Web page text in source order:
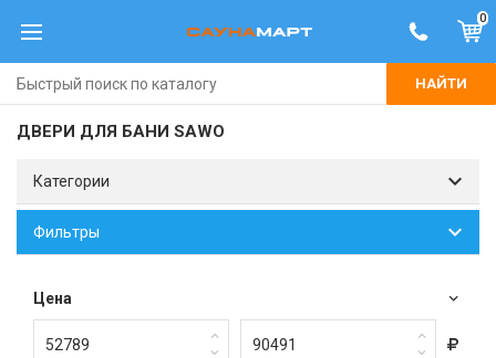
0
НАЙТИ
ДВЕРИ ДЛЯ БАНИ SAWO
Категории
Фильтры
Цена